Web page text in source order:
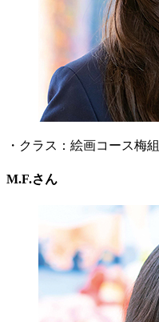
・クラス：絵画コース梅組
M.F.さん